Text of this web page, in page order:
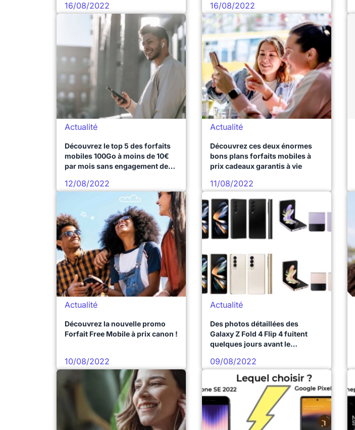
16/08/2022 16/08/2022
Actualité
Découvrez le top 5 des forfaits
mobiles 100Go à moins de 10€
par mois sans engagement de
12/08/2022
Actualité
Découvrez ces deux énormes
bons plans forfaits mobiles à
prix cadeaux garantis à vie
11/08/2022
Actualité
Découvrez la nouvelle promo
Forfait Free Mobile à prix canon !
10/08/2022
Actualité
Des photos détaillées des
Galaxy Z Fold 4 Flip 4 fuitent
quelques jours avant le
09/08/2022